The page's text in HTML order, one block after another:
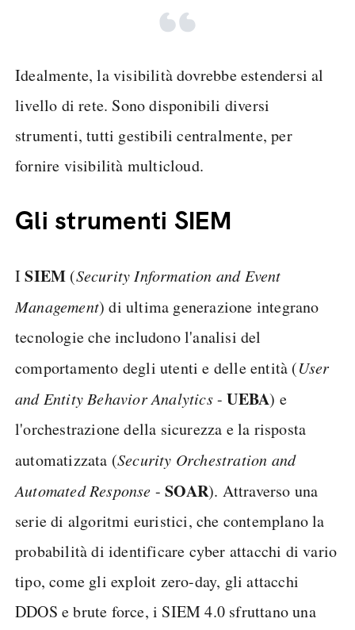
Idealmente, la visibilità dovrebbe estendersi al
livello di rete. Sono disponibili diversi
strumenti, tutti gestibili centralmente, per
fornire visibilità multicloud.
Gli strumenti SIEM
ISIEM (Security Information and Event
Management) di ultima generazione integrano
tecnologie che includono l'analisi del
comportamento degli utenti e delle entità (User
and Entity Behavior Analytics-UEBA) e
l'orchestrazione della sicurezza e la risposta
automatizzata (Security Orchestration and
Automated Response -SOAR). Attraverso una
serie di algoritmi euristici, che contemplano la
probabilità di identificare cyber attacchi di vario
tipo, come gli exploit zero-day, gli attacchi
DDOS e brute force, i SIEM 4.0 sfruttano una